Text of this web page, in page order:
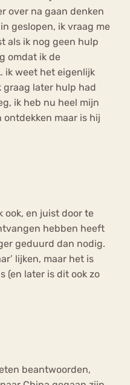
over na gaan denken
geslopen, ik vraag me
als ik nog geen hulp
omdat ik de
ik weet het eigenlijk
graag later hulp had
ik heb nu heel mijn
maar is hij
ook, en juist door te
hebben heeft
geduurd dan nodig.
lijken, maar het is
(en later is dit ook zo
beantwoorden,